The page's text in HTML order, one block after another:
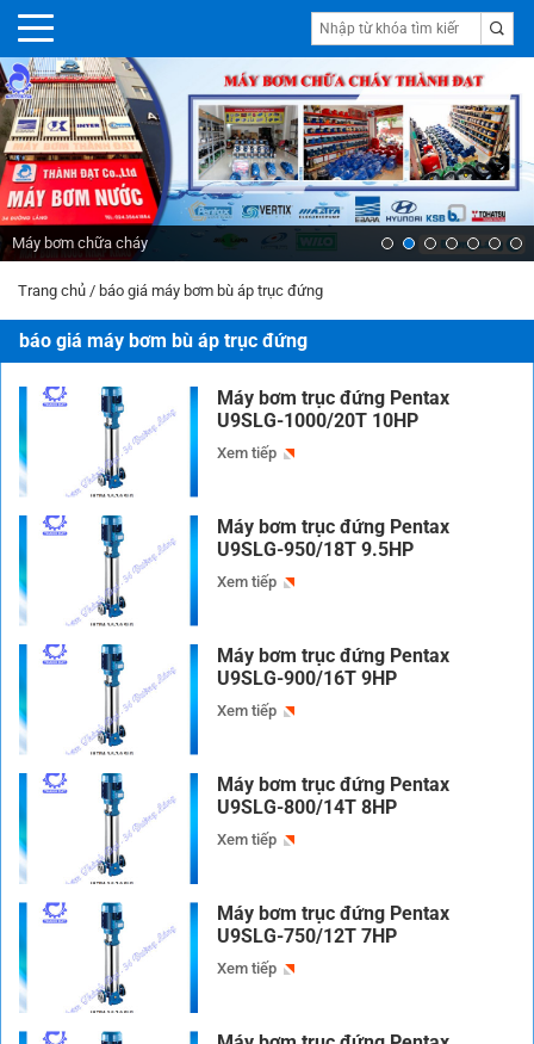
Máy bơm chữa cháy
Trang chủ / báo giá máy bơm bù áp trục đứng
báo giá máy bơm bù áp trục đứng
Máy bơm trục đứng Pentax
U9SLG-1000/20T 10HP
Xem tiếp
Máy bơm trục đứng Pentax
U9SLG-950/18T 9.5HP
Xem tiếp
Máy bơm trục đứng Pentax
U9SLG-900/16T 9HP
Xem tiếp
Máy bơm trục đứng Pentax
U9SLG-800/14T 8HP
Xem tiếp
Máy bơm trục đứng Pentax
U9SLG-750/12T 7HP
Xem tiếp